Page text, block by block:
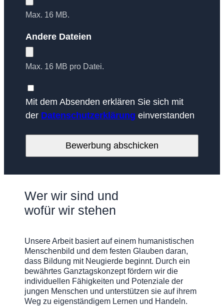
Max. 16 MB.
Andere Dateien
Max. 16 MB pro Datei.
Mit dem Absenden erklären Sie sich mit
der Datenschutzerklärung einverstanden
Wer wir sind und
wofür wir stehen
Unsere Arbeit basiert auf einem humanistischen
Menschenbild und dem festen Glauben daran,
dass Bildung mit Neugierde beginnt. Durch ein
bewährtes Ganztagskonzept fördern wir die
individuellen Fähigkeiten und Potenziale der
jungen Menschen und unterstützen sie auf ihrem
Weg zu eigenständigem Lernen und Handeln.